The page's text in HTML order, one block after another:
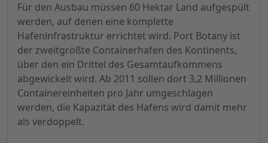
Für den Ausbau müssen 60 Hektar Land aufgespült
werden, auf denen eine komplette
Hafeninfrastruktur errichtet wird. Port Botany ist
der zweitgrößte Containerhafen des Kontinents,
über den ein Drittel des Gesamtaufkommens
abgewickelt wird. Ab 2011 sollen dort 3,2 Millionen
Containereinheiten pro Jahr umgeschlagen
werden, die Kapazität des Hafens wird damit mehr
als verdoppelt.